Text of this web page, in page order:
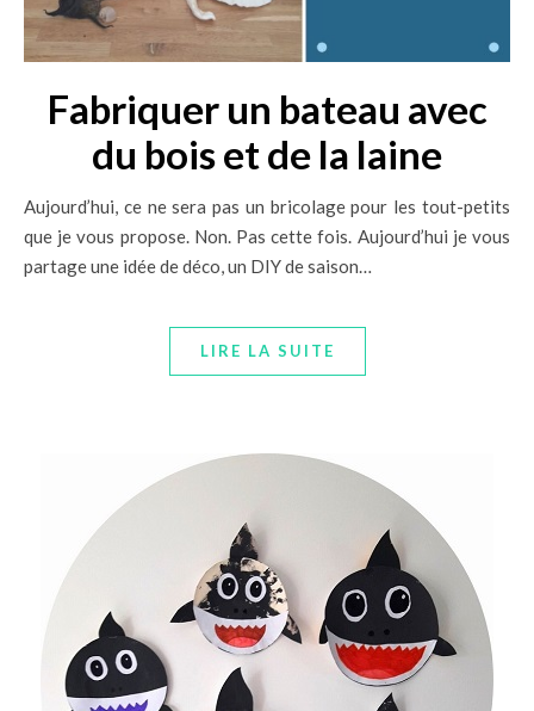
Fabriquer un bateau avec
du bois et de la laine
Aujourd’hui, ce ne sera pas un bricolage pour les tout-petits
que je vous propose. Non. Pas cette fois. Aujourd’hui je vous
partage une idée de déco, un DIY de saison…
LIRE LA SUITE